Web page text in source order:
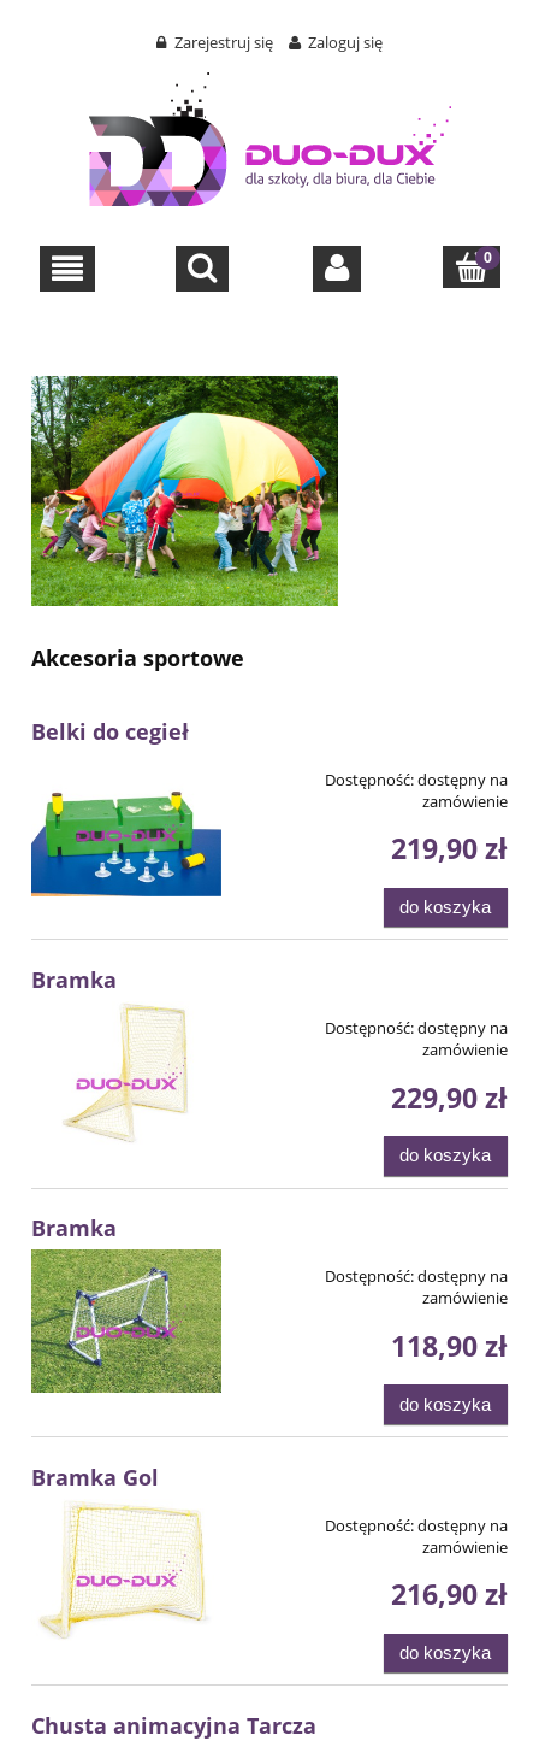
Zarejestruj się Zaloguj się
Akcesoria sportowe
Belki do cegieł
Dostępność:dostępny na
zamówienie
219,90 zł
do koszyka
Bramka
Dostępność:dostępny na
zamówienie
229,90 zł
do koszyka
Bramka
Dostępność:dostępny na
zamówienie
118,90 zł
do koszyka
Bramka Gol
Dostępność:dostępny na
zamówienie
216,90 zł
do koszyka
Chusta animacyjna Tarcza